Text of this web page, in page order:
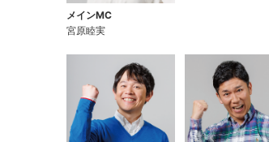
メインMC
宮原睦実